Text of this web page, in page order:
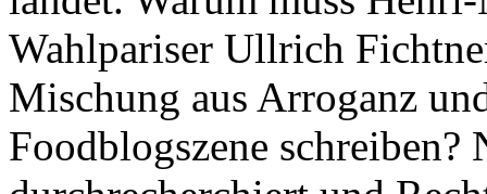
Wahlpariser Ullrich
Mischung aus Arroganz
Foodblogszene